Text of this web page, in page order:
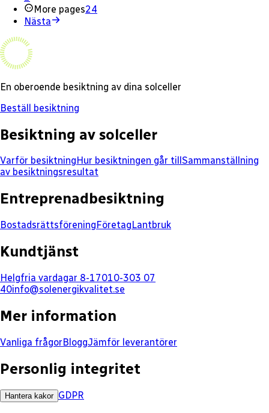
More pages24
Nästa
En oberoende besiktning av dina solceller
Beställ besiktning
Besiktning av solceller
Varför besiktningHur besiktningen går till Sammanställning
av besiktningsresultat
Entreprenadbesiktning
BostadsrättsföreningFöretagLantbruk
Kundtjänst
Helgfria vardagar 8-17010-303 07
40info@solenergikvalitet.se
Mer information
Vanliga frågorBloggJämför leverantörer
Personlig integritet
Hantera kakor GDPR